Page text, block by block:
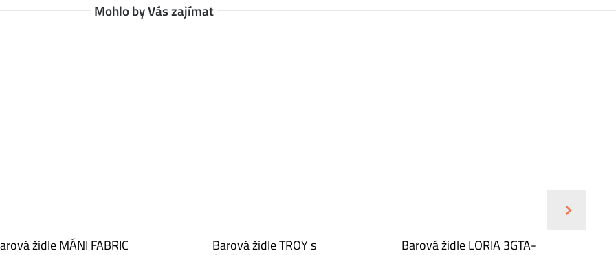
Mohlo by Vás zajímat
židle MÁNI FABRIC Barová židle TROY s Barová židle LORIA 3GTA-